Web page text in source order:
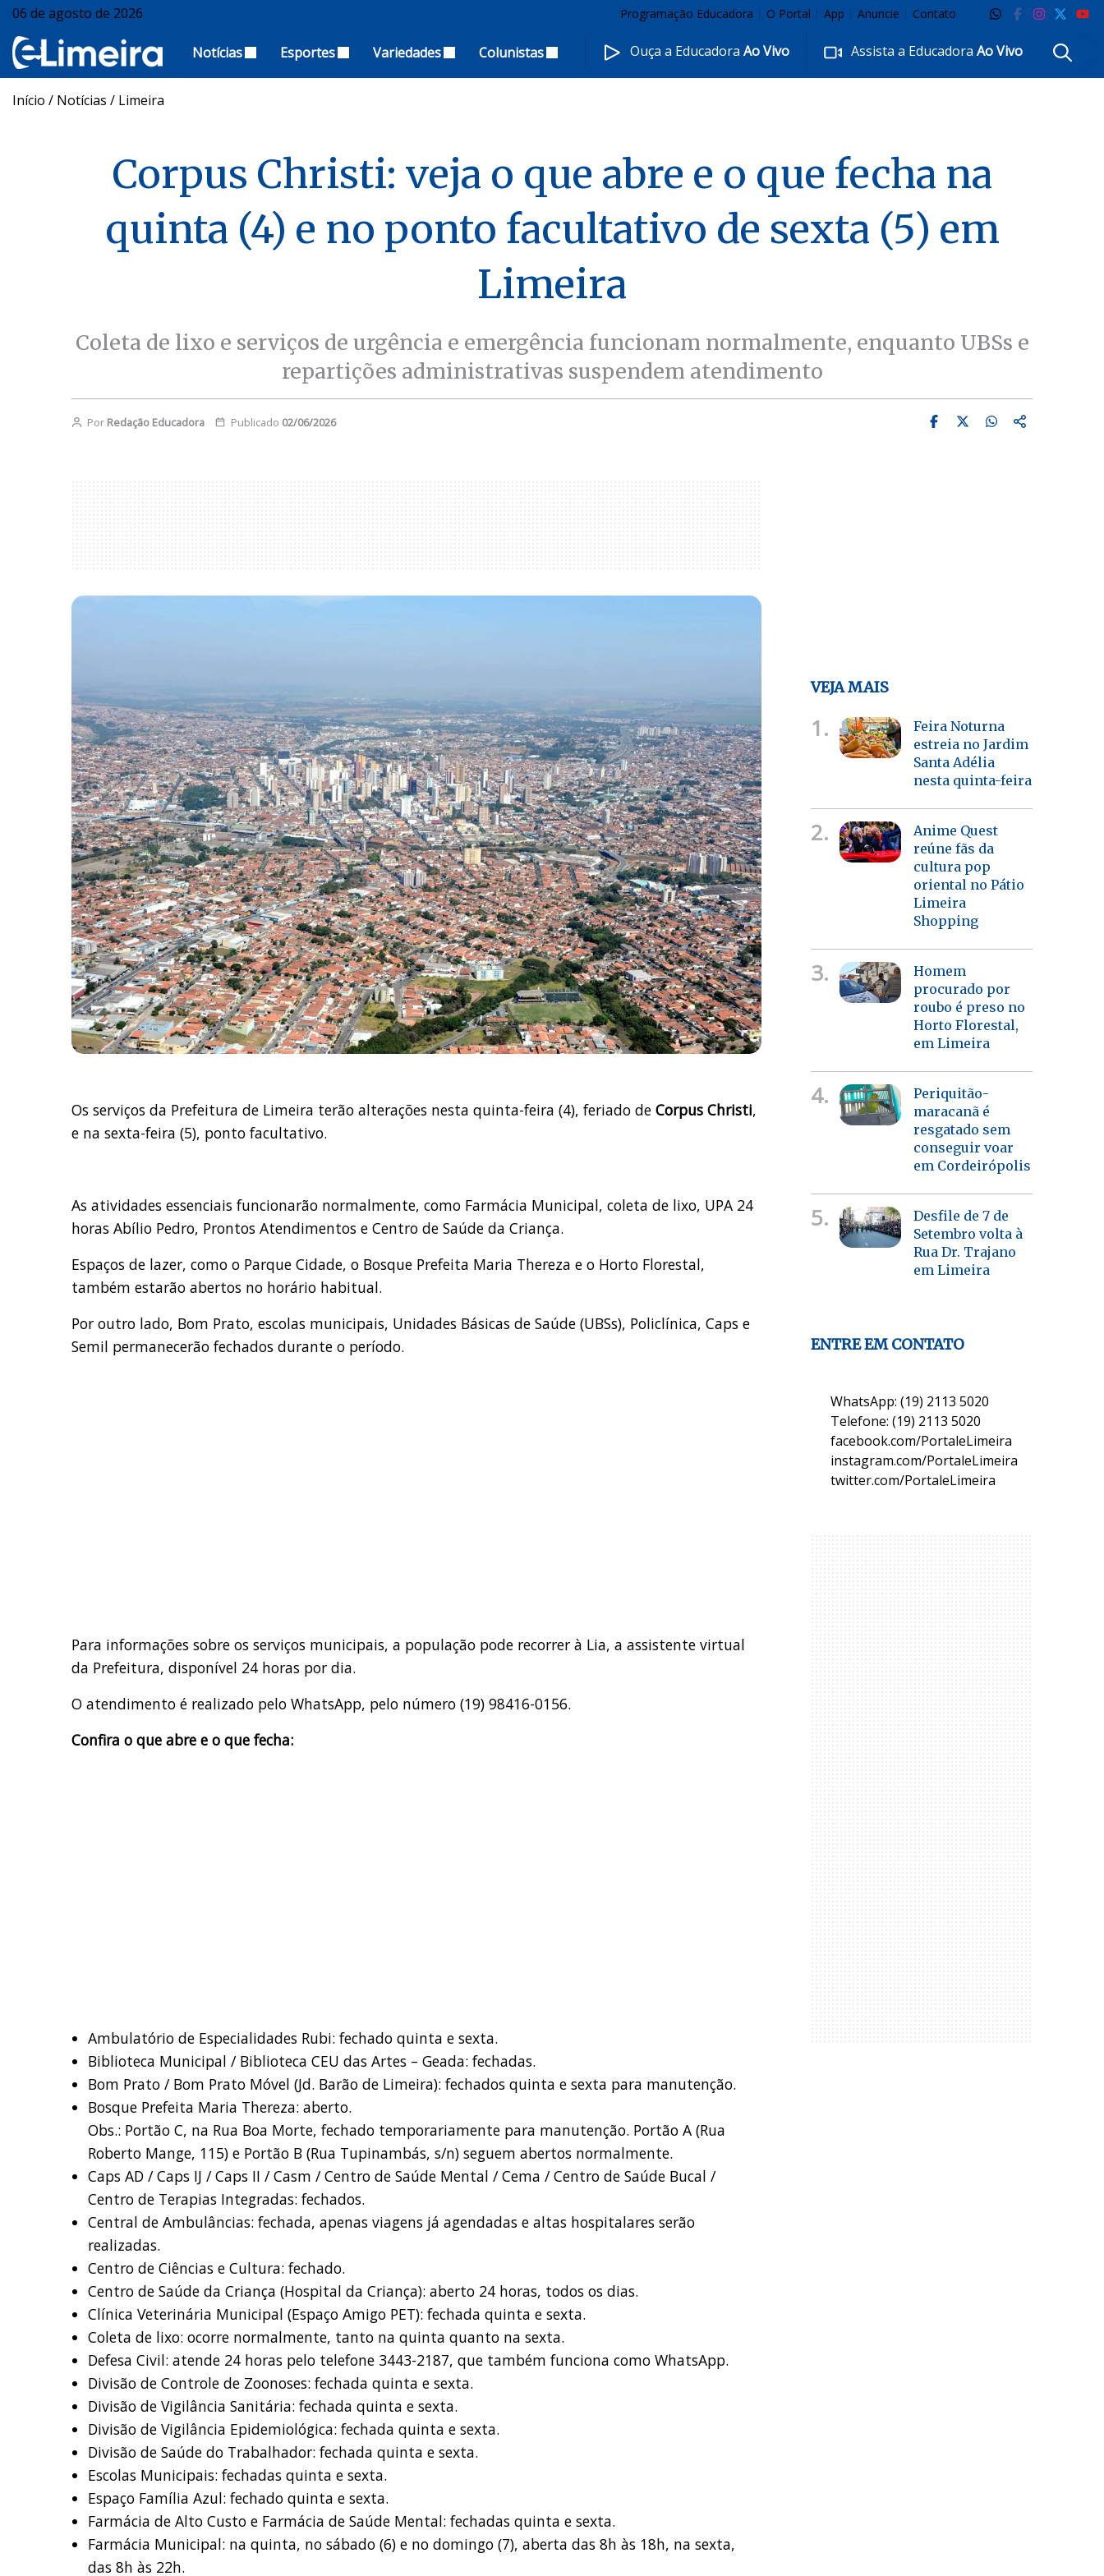
06 de agosto de 2026 Programação Educadora O Portal App Anuncie Contato
Notícias Esportes Variedades Colunistas Ouça a EducadoraAo Vivo Assista a EducadoraAo Vivo
Início / Notícias / Limeira
Corpus Christi: veja o que abre e o que fecha na
quinta (4) e no ponto facultativo de sexta (5) em
Limeira
Coleta de lixo e serviços de urgência e emergência funcionam normalmente, enquanto UBSs e
repartições administrativas suspendem atendimento
Por Redação Educadora Publicado 02/06/2026
Os serviços da Prefeitura de Limeira terão alterações nesta quinta-feira (4), feriado de Corpus Christi,
e na sexta-feira (5), ponto facultativo.
As atividades essenciais funcionarão normalmente, como Farmácia Municipal, coleta de lixo, UPA 24
horas Abílio Pedro, Prontos Atendimentos e Centro de Saúde da Criança.
Espaços de lazer, como o Parque Cidade, o Bosque Prefeita Maria Thereza e o Horto Florestal,
também estarão abertos no horário habitual.
Por outro lado, Bom Prato, escolas municipais, Unidades Básicas de Saúde (UBSs), Policlínica, Caps e
Semil permanecerão fechados durante o período.
Para informações sobre os serviços municipais, a população pode recorrer à Lia, a assistente virtual
da Prefeitura, disponível 24 horas por dia.
O atendimento é realizado pelo WhatsApp, pelo número (19) 98416-0156.
Confira o que abre e o que fecha:
Ambulatório de Especialidades Rubi: fechado quinta e sexta.
Biblioteca Municipal / Biblioteca CEU das Artes – Geada: fechadas.
Bom Prato / Bom Prato Móvel (Jd. Barão de Limeira): fechados quinta e sexta para manutenção.
Bosque Prefeita Maria Thereza: aberto.
Obs.: Portão C, na Rua Boa Morte, fechado temporariamente para manutenção. Portão A (Rua
Roberto Mange, 115) e Portão B (Rua Tupinambás, s/n) seguem abertos normalmente.
Caps AD / Caps IJ / Caps II / Casm / Centro de Saúde Mental / Cema / Centro de Saúde Bucal /
Centro de Terapias Integradas: fechados.
Central de Ambulâncias: fechada, apenas viagens já agendadas e altas hospitalares serão
realizadas.
Centro de Ciências e Cultura: fechado.
Centro de Saúde da Criança (Hospital da Criança): aberto 24 horas, todos os dias.
Clínica Veterinária Municipal (Espaço Amigo PET): fechada quinta e sexta.
Coleta de lixo: ocorre normalmente, tanto na quinta quanto na sexta.
Defesa Civil: atende 24 horas pelo telefone 3443-2187, que também funciona como WhatsApp.
Divisão de Controle de Zoonoses: fechada quinta e sexta.
Divisão de Vigilância Sanitária: fechada quinta e sexta.
Divisão de Vigilância Epidemiológica: fechada quinta e sexta.
Divisão de Saúde do Trabalhador: fechada quinta e sexta.
Escolas Municipais: fechadas quinta e sexta.
Espaço Família Azul: fechado quinta e sexta.
Farmácia de Alto Custo e Farmácia de Saúde Mental: fechadas quinta e sexta.
Farmácia Municipal: na quinta, no sábado (6) e no domingo (7), aberta das 8h às 18h, na sexta,
das 8h às 22h.
VEJA MAIS
1.
Feira Noturna
estreia no Jardim
Santa Adélia
nesta quinta-feira
2.
Anime Quest
reúne fãs da
cultura pop
oriental no Pátio
Limeira
Shopping
3.
Homem
procurado por
roubo é preso no
Horto Florestal,
em Limeira
4.
Periquitão-
maracanã é
resgatado sem
conseguir voar
em Cordeirópolis
5.
Desfile de 7 de
Setembro volta à
Rua Dr. Trajano
em Limeira
ENTRE EM CONTATO
WhatsApp: (19) 2113 5020
Telefone: (19) 2113 5020
facebook.com/PortaleLimeira
instagram.com/PortaleLimeira
twitter.com/PortaleLimeira